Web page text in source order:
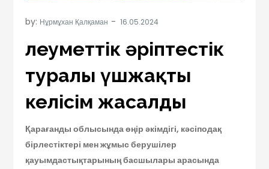
by: Нұрмұхан Қалқаман
Әлеуметтік әріптестік
туралы үшжақты
келісім жасалды
Қарағанды облысында өңір әкімдігі, кәсіподақ
бірлестіктері мен жұмыс берушілер
қауымдастықтарының басшылары арасында